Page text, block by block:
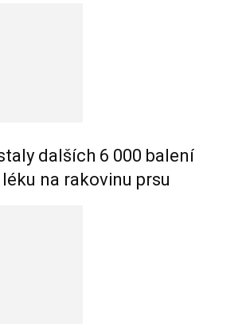
dalších 6 000 balení
na rakovinu prsu